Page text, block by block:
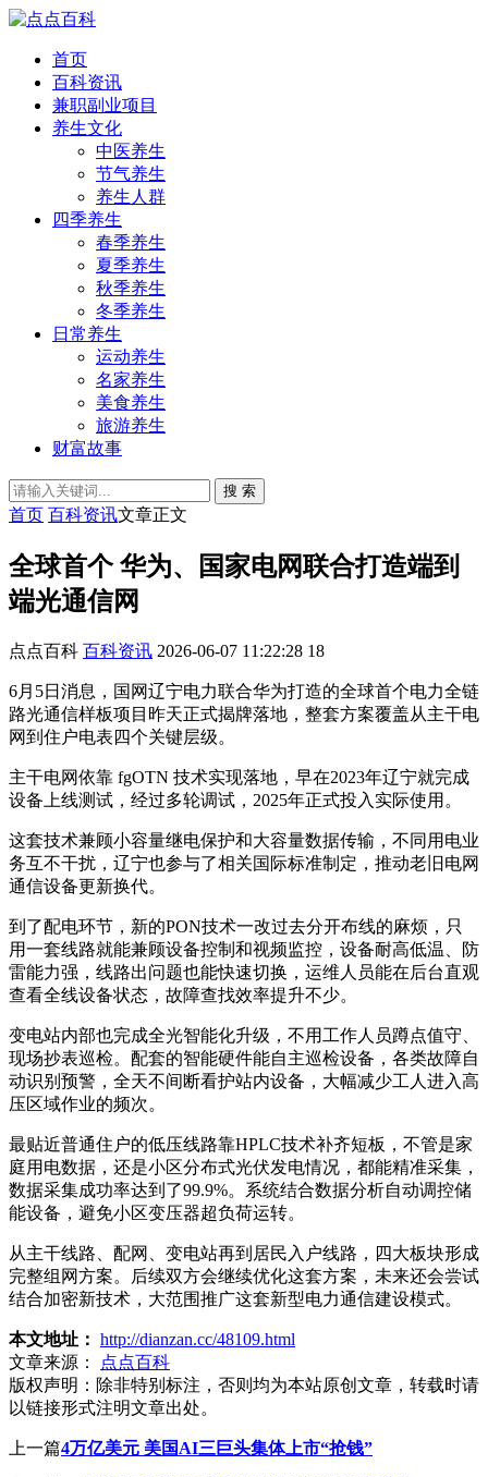
首页
百科资讯
兼职副业项目
养生文化
中医养生
节气养生
养生人群
四季养生
春季养生
夏季养生
秋季养生
冬季养生
日常养生
运动养生
名家养生
美食养生
旅游养生
财富故事
搜 索
首页 百科资讯文章正文
全球首个 华为、国家电网联合打造端到
端光通信网
点点百科 百科资讯 2026-06-07 11:22:28 18
6月5日消息，国网辽宁电力联合华为打造的全球首个电力全链
路光通信样板项目昨天正式揭牌落地，整套方案覆盖从主干电
网到住户电表四个关键层级。
主干电网依靠 fgOTN 技术实现落地，早在2023年辽宁就完成
设备上线测试，经过多轮调试，2025年正式投入实际使用。
这套技术兼顾小容量继电保护和大容量数据传输，不同用电业
务互不干扰，辽宁也参与了相关国际标准制定，推动老旧电网
通信设备更新换代。
到了配电环节，新的PON技术一改过去分开布线的麻烦，只
用一套线路就能兼顾设备控制和视频监控，设备耐高低温、防
雷能力强，线路出问题也能快速切换，运维人员能在后台直观
查看全线设备状态，故障查找效率提升不少。
变电站内部也完成全光智能化升级，不用工作人员蹲点值守、
现场抄表巡检。配套的智能硬件能自主巡检设备，各类故障自
动识别预警，全天不间断看护站内设备，大幅减少工人进入高
压区域作业的频次。
最贴近普通住户的低压线路靠HPLC技术补齐短板，不管是家
庭用电数据，还是小区分布式光伏发电情况，都能精准采集，
数据采集成功率达到了99.9%。系统结合数据分析自动调控储
能设备，避免小区变压器超负荷运转。
从主干线路、配网、变电站再到居民入户线路，四大板块形成
完整组网方案。后续双方会继续优化这套方案，未来还会尝试
结合加密新技术，大范围推广这套新型电力通信建设模式。
本文地址： http://dianzan.cc/48109.html
文章来源：
点点百科
版权声明： 除非特别标注，否则均为本站原创文章，转载时请
以链接形式注明文章出处。
上一篇4万亿美元 美国AI三巨头集体上市“抢钱”